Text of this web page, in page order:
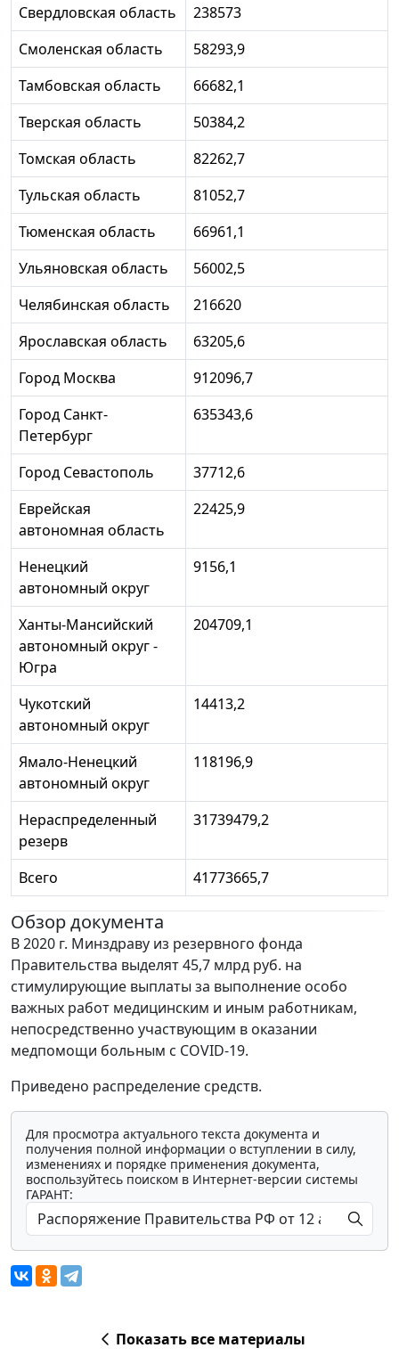
Свердловская область
238573
Смоленская область
58293,9
Тамбовская область
66682,1
Тверская область
50384,2
Томская область
82262,7
Тульская область
81052,7
Тюменская область
66961,1
Ульяновская область
56002,5
Челябинская область
216620
Ярославская область
63205,6
Город Москва
912096,7
Город Санкт-
Петербург
635343,6
Город Севастополь
37712,6
Еврейская
автономная область
22425,9
Ненецкий
автономный округ
9156,1
Ханты-Мансийский
автономный округ -
Югра
204709,1
Чукотский
автономный округ
14413,2
Ямало-Ненецкий
автономный округ
118196,9
Нераспределенный
резерв
31739479,2
Всего 41773665,7
Обзор документа
В 2020 г. Минздраву из резервного фонда
Правительства выделят 45,7 млрд руб. на
стимулирующие выплаты за выполнение особо
важных работ медицинским и иным работникам,
непосредственно участвующим в оказании
медпомощи больным с COVID-19.
Приведено распределение средств.
Для просмотра актуального текста документа и
получения полной информации о вступлении в силу,
изменениях и порядке применения документа,
воспользуйтесь поиском в Интернет-версии системы
ГАРАНТ:
Показать все материалы